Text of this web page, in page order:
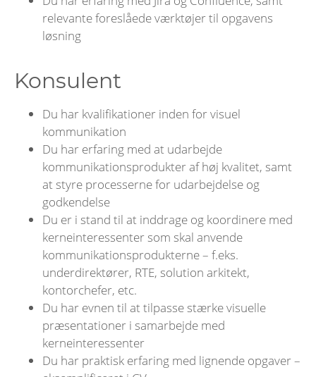
relevante foreslåede værktøjer til opgavens
løsning
Konsulent
Du har kvalifikationer inden for visuel
kommunikation
Du har erfaring med at udarbejde
kommunikationsprodukter af høj kvalitet, samt
at styre processerne for udarbejdelse og
godkendelse
Du er i stand til at inddrage og koordinere med
kerneinteressenter som skal anvende
kommunikationsprodukterne – f.eks.
underdirektører, RTE, solution arkitekt,
kontorchefer, etc.
Du har evnen til at tilpasse stærke visuelle
præsentationer i samarbejde med
kerneinteressenter
Du har praktisk erfaring med lignende opgaver –